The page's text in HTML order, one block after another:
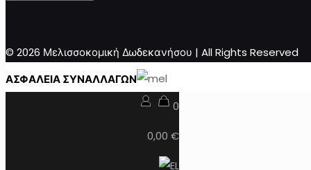
© 2026 Μελισσοκομική Δωδεκανήσου | All Rights Reserved
ΑΣΦΑΛΕΙΑ ΣΥΝΑΛΛΑΓΩΝ
0
0,00 €